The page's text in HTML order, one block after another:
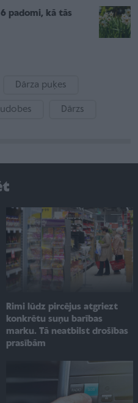
padomi, kā tās
Dārza puķes
Dārzs
Rimi lūdz pircējus atgriezt
konkrētu suņu barības
marku. Tā neatbilst drošības
prasībām